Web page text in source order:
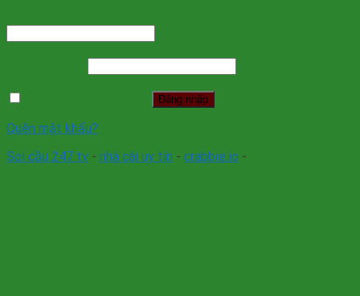
Đăng nhập
Quên mật khẩu?
Soi cầu 247 tv - nhà cái uy tín - crabbie.io -